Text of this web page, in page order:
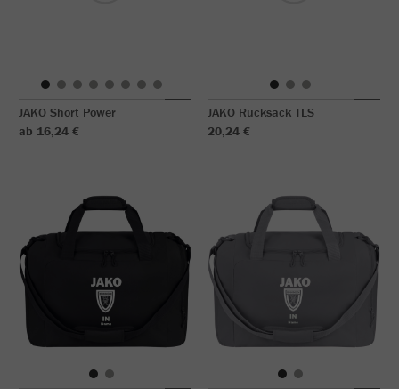
JAKO Short Power
ab 16,24 €
JAKO Rucksack TLS
20,24 €